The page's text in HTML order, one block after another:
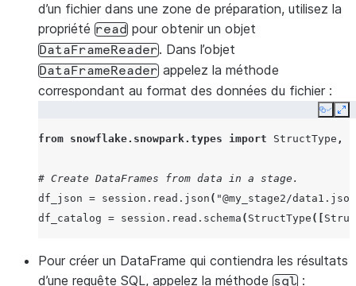
d’un fichier dans une zone de préparation, utilisez la
propriété read pour obtenir un objet
DataFrameReader. Dans l’objet
DataFrameReader appelez la méthode
correspondant au format des données du fichier :
Copy
from snowflake.snowpark.types import StructType ,
# Create DataFrames from data in a stage.
df_json = session . read . json ( "@my_stage2/
df_catalog = session . read . schema ( StructType ([
Pour créer un DataFrame qui contiendra les résultats
d’une requête SQL, appelez la méthode sql :